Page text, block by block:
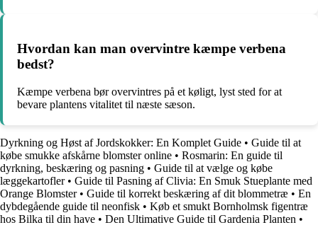
Hvordan kan man overvintre kæmpe verbena
bedst?
Kæmpe verbena bør overvintres på et køligt, lyst sted for at
bevare plantens vitalitet til næste sæson.
Dyrkning og Høst af Jordskokker: En Komplet Guide • Guide til at
købe smukke afskårne blomster online • Rosmarin: En guide til
dyrkning, beskæring og pasning • Guide til at vælge og købe
læggekartofler• Guide til Pasning af Clivia: En Smuk Stueplante med
Orange Blomster• Guide til korrekt beskæring af dit blommetræ • En
dybdegående guide til neonfisk • Køb et smukt Bornholmsk figentræ
hos Bilka til din have • Den Ultimative Guide til Gardenia Planten •